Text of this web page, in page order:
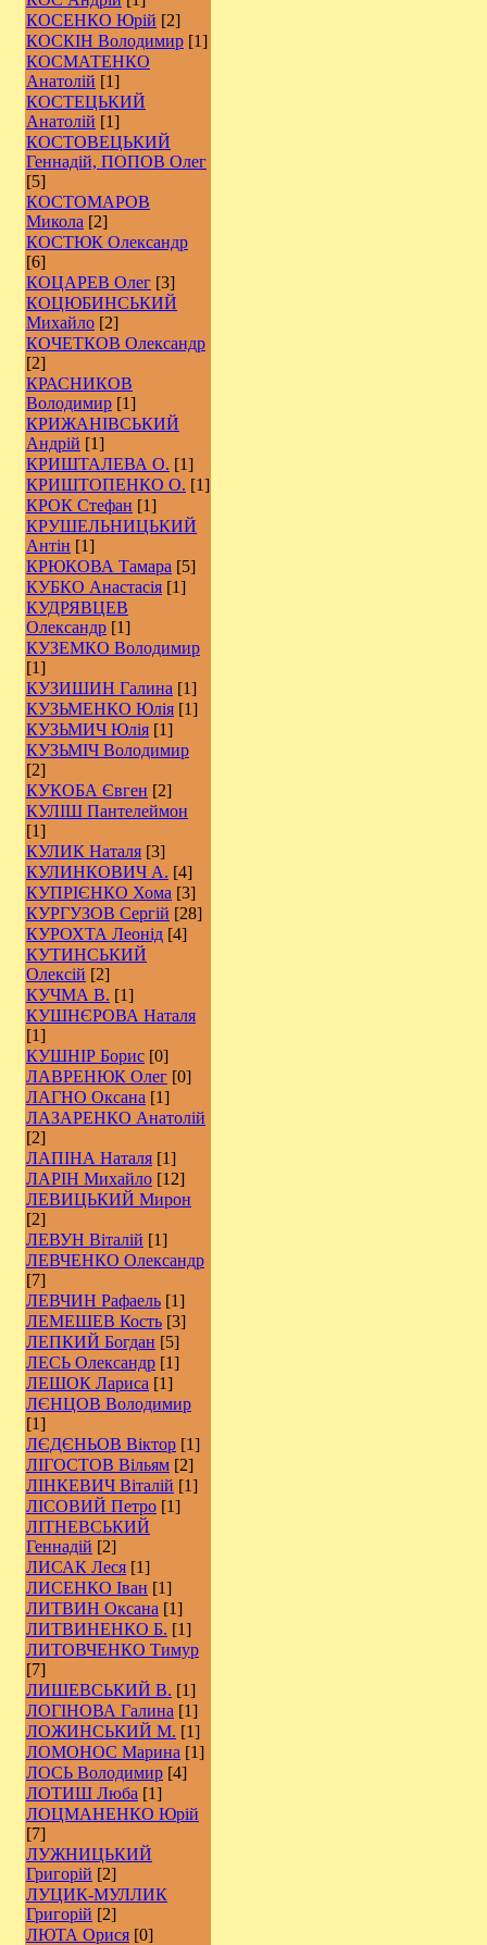
КОСЕНКО Юрій [2]
КОСКІН Володимир [1]
КОСМАТЕНКО
Анатолій [1]
КОСТЕЦЬКИЙ
Анатолій [1]
КОСТОВЕЦЬКИЙ
Геннадій, ПОПОВ Олег
[5]
КОСТОМАРОВ
Микола [2]
КОСТЮК Олександр
[6]
КОЦАРЕВ Олег [3]
КОЦЮБИНСЬКИЙ
Михайло [2]
КОЧЕТКОВ Олександр
[2]
КРАСНИКОВ
Володимир [1]
КРИЖАНІВСЬКИЙ
Андрій [1]
КРИШТАЛЕВА О. [1]
КРИШТОПЕНКО О. [1]
КРОК Стефан [1]
КРУШЕЛЬНИЦЬКИЙ
Антін [1]
КРЮКОВА Тамара [5]
КУБКО Анастасія [1]
КУДРЯВЦЕВ
Олександр [1]
КУЗЕМКО Володимир
[1]
КУЗИШИН Галина [1]
КУЗЬМЕНКО Юлія [1]
КУЗЬМИЧ Юлія [1]
КУЗЬМІЧ Володимир
[2]
КУКОБА Євген [2]
КУЛІШ Пантелеймон
[1]
КУЛИК Наталя [3]
КУЛИНКОВИЧ А. [4]
КУПРІЄНКО Хома [3]
КУРГУЗОВ Сергій [28]
КУРОХТА Леонід [4]
КУТИНСЬКИЙ
Олексій [2]
КУЧМА В. [1]
КУШНЄРОВА Наталя
[1]
КУШНІР Борис [0]
ЛАВРЕНЮК Олег [0]
ЛАГНО Оксана [1]
ЛАЗАРЕНКО Анатолій
[2]
ЛАПІНА Наталя [1]
ЛАРІН Михайло [12]
ЛЕВИЦЬКИЙ Мирон
[2]
ЛЕВУН Віталій [1]
ЛЕВЧЕНКО Олександр
[7]
ЛЕВЧИН Рафаель [1]
ЛЕМЕШЕВ Кость [3]
ЛЕПКИЙ Богдан [5]
ЛЕСЬ Олександр [1]
ЛЕШОК Лариса [1]
ЛЄНЦОВ Володимир
[1]
ЛЄДЄНЬОВ Віктор [1]
ЛІГОСТОВ Вільям [2]
ЛІНКЕВИЧ Віталій [1]
ЛІСОВИЙ Петро [1]
ЛІТНЕВСЬКИЙ
Геннадій [2]
ЛИСАК Леся [1]
ЛИСЕНКО Іван [1]
ЛИТВИН Оксана [1]
ЛИТВИНЕНКО Б. [1]
ЛИТОВЧЕНКО Тимур
[7]
ЛИШЕВСЬКИЙ В. [1]
ЛОГІНОВА Галина [1]
ЛОЖИНСЬКИЙ М. [1]
ЛОМОНОС Марина [1]
ЛОСЬ Володимир [4]
ЛОТИШ Люба [1]
ЛОЦМАНЕНКО Юрій
[7]
ЛУЖНИЦЬКИЙ
Григорій [2]
ЛУЦИК-МУЛЛИК
Григорій [2]
ЛЮТА Орися [0]